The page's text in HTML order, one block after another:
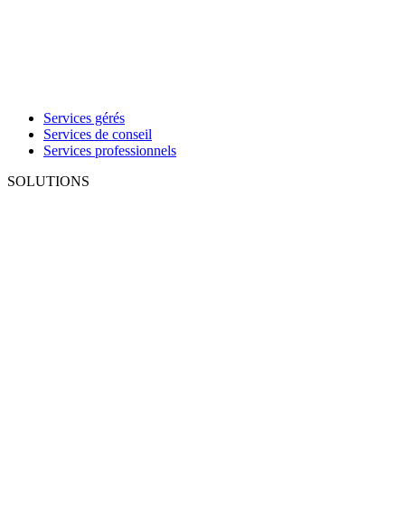
Services gérés
Services de conseil
Services professionnels
SOLUTIONS